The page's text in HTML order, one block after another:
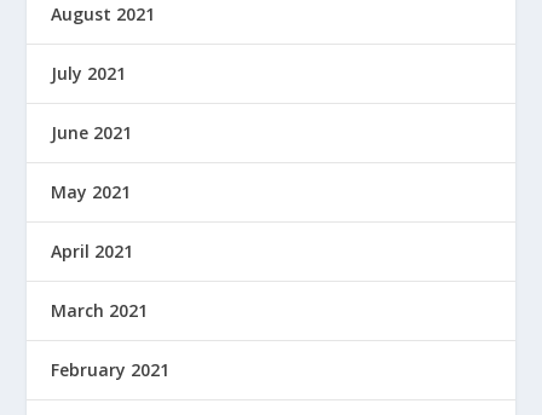
August 2021
July 2021
June 2021
May 2021
April 2021
March 2021
February 2021